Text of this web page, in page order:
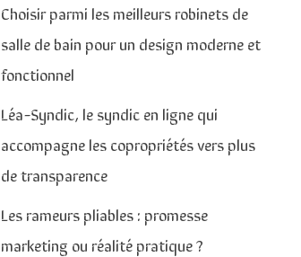
Choisir parmi les meilleurs robinets de
salle de bain pour un design moderne et
fonctionnel
Léa-Syndic, le syndic en ligne qui
accompagne les copropriétés vers plus
de transparence
Les rameurs pliables : promesse
marketing ou réalité pratique ?